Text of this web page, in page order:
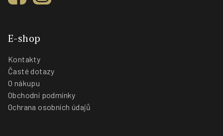
E-shop
Kontakty
Časté dotazy
O nákupu
Obchodní podmínky
Ochrana osobních údajů